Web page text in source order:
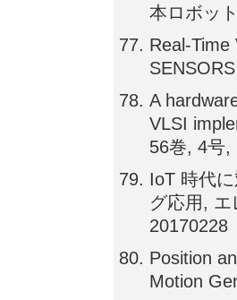
本ロボッ
Real-Time
A
VLSI
56巻, 4号,
IoT 時代
グ応用,
20170228
Position
Motion